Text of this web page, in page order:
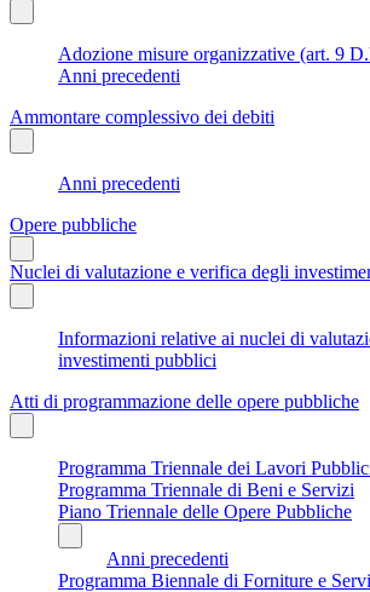
Adozione misure organizzative (art. 9
Anni precedenti
Ammontare complessivo dei debiti
Anni precedenti
Opere pubbliche
Nuclei di valutazione e verifica degli
Informazioni relative ai nuclei di
investimenti pubblici
Atti di programmazione delle opere pubbliche
Programma Triennale dei Lavori
Programma Triennale di Beni e Servizi
Piano Triennale delle Opere Pubbliche
Anni precedenti
Programma Biennale di Forniture e